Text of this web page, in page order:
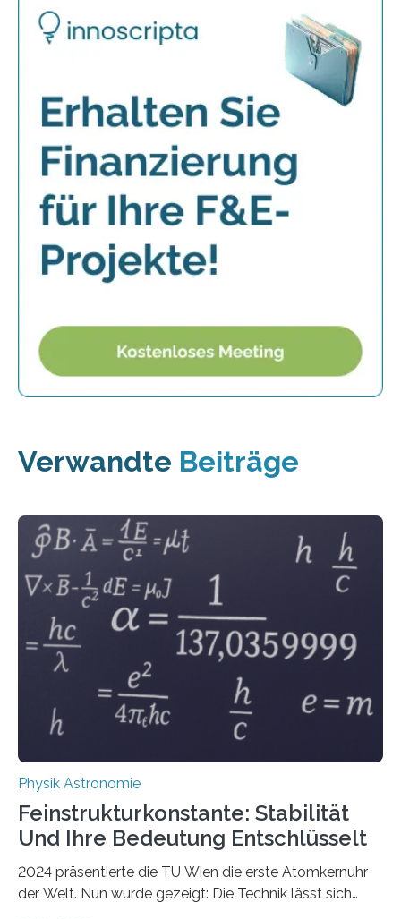
Verwandte Beiträge
Physik Astronomie
Feinstrukturkonstante: Stabilität
Und Ihre Bedeutung Entschlüsselt
2024 präsentierte die TU Wien die erste Atomkernuhr
der Welt. Nun wurde gezeigt: Die Technik lässt sich